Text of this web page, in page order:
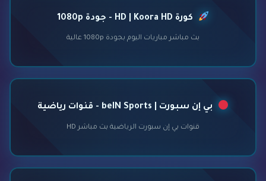
كورة HD | Koora HD - جودة 1080p
بث مباشر مباريات اليوم بجودة 1080p عالية
بي إن سبورت | beIN Sports - قنوات رياضية
قنوات بي إن سبورت الرياضية بث مباشر HD